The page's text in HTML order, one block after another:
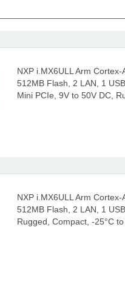
NXP i.MX6ULL Arm
512MB Flash, 2 LAN, 1
Mini PCIe, 9V to 50V DC,
NXP i.MX6ULL Arm
512MB Flash, 2 LAN, 1
Rugged, Compact, -25°C